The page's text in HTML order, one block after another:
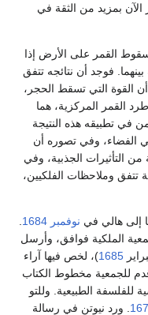
بمزيد من الثقة في
القمر على الأرض إذا
فوجد أن نتائجه تتفق
القوة التي تسقط الحجر،
القمر المركزية، هما
في تطبيقه هذه النتيجة
الفضاء، وفي تصوره أن
التأثيرات الجذبية، وفي
تتفق وملاحظات الفلكيين،
إلى هالي في نوفمبر 1684
الملكية فوافق، وأرسل
1685)، لخص فيها آراء
للجمعية مخطوط الكتاب
للفلسفة الطبيعية. وللتو
. ورد نيوتن في رسالة